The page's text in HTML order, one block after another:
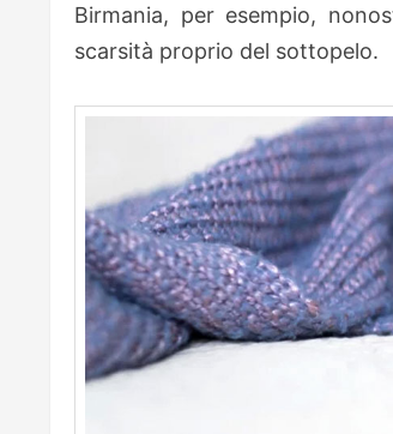
Birmania, per esempio,
scarsità proprio del sottopelo.